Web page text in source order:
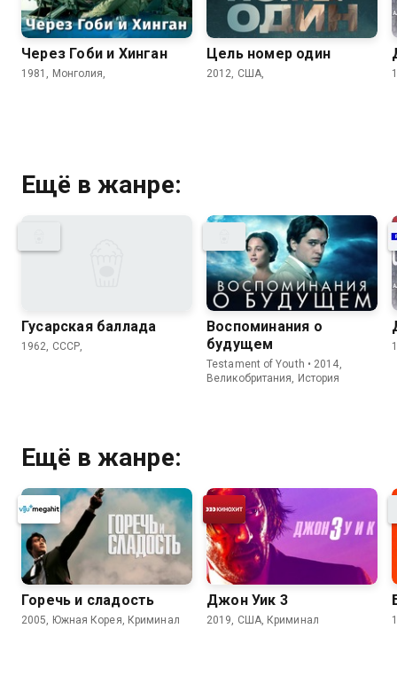
Через Гоби и Хинган
1981, Монголия,
Цель номер один
2012, США,
Ещё в жанре:
Гусарская баллада
1962, СССР,
Воспоминания о
будущем
Testament of Youth • 2014,
Великобритания, История
Ещё в жанре:
Горечь и сладость
2005, Южная Корея, Криминал
Джон Уик 3
2019, США, Криминал